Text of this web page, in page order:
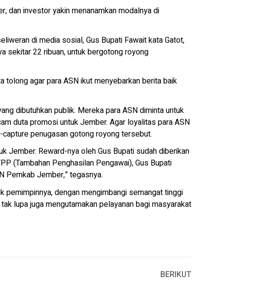
dan investor yakin menanamkan modalnya di
di media sosial, Gus Bupati Fawait kata Gatot,
sekitar 22 ribuan, untuk bergotong royong
tolong agar para ASN ikut menyebarkan berita baik
dibutuhkan publik. Mereka para ASN diminta untuk
duta promosi untuk Jember. Agar loyalitas para ASN
penugasan gotong royong tersebut.
Jember. Reward-nya oleh Gus Bupati sudah diberikan
(Tambahan Penghasilan Pengawai), Gus Bupati
Pemkab Jember,” tegasnya.
pemimpinnya, dengan mengimbangi semangat tinggi
lupa juga mengutamakan pelayanan bagi masyarakat
BERIKUT